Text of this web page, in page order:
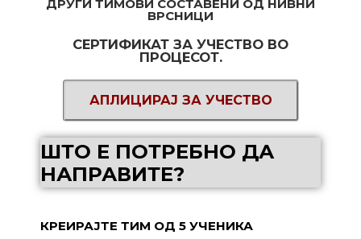
ДРУГИ ТИМОВИ СОСТАВЕНИ ОД НИВНИ
ВРСНИЦИ
СЕРТИФИКАТ ЗА УЧЕСТВО ВО
ПРОЦЕСОТ.
АПЛИЦИРАЈ ЗА УЧЕСТВО
ШТО Е ПОТРЕБНО ДА
НАПРАВИТЕ?
КРЕИРАЈТЕ ТИМ ОД 5 УЧЕНИКА